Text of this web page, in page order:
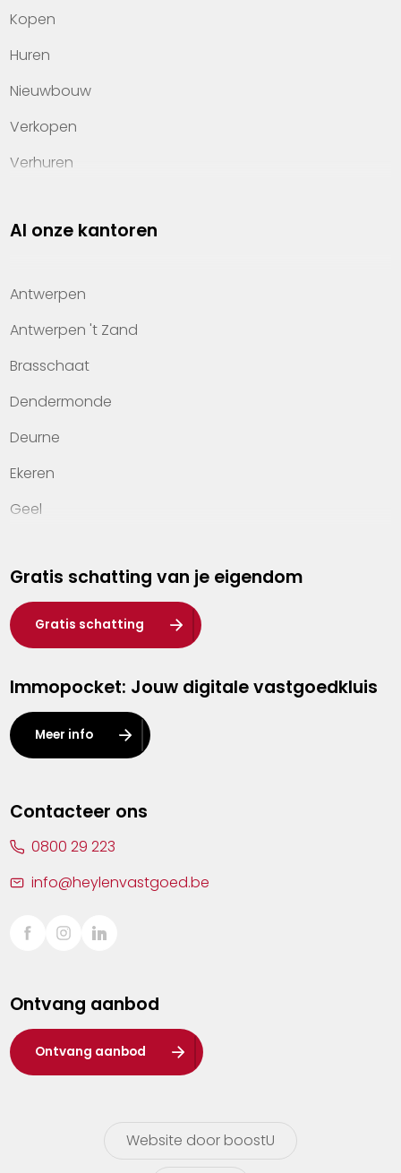
Kopen
Huren
Nieuwbouw
Verkopen
Verhuren
Property management
Kennis van wonen
Kantoren
Veelgestelde vragen
Werken bij Heylen Vastgoed
Contact
Al onze kantoren
Antwerpen
Antwerpen 't Zand
Brasschaat
Dendermonde
Deurne
Ekeren
Geel
Hasselt
Heist-op-den-Berg
Herentals
Kalmthout
Leuven
Lier
Sint-Truiden
Waasland
Wuustwezel
Zoersel
Gratis schatting van je eigendom
Gratis schatting
Immopocket: Jouw digitale vastgoedkluis
Meer info
Contacteer ons
0800 29 223
info@heylenvastgoed.be
Ontvang aanbod
Ontvang aanbod
Website door boostU